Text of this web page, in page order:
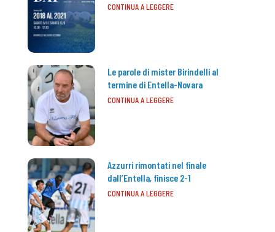
CONTINUA A LEGGERE
Le parole di mister Birindelli al
termine di Entella-Novara
CONTINUA A LEGGERE
Azzurri rimontati nel finale
dall’Entella, finisce 2-1
CONTINUA A LEGGERE